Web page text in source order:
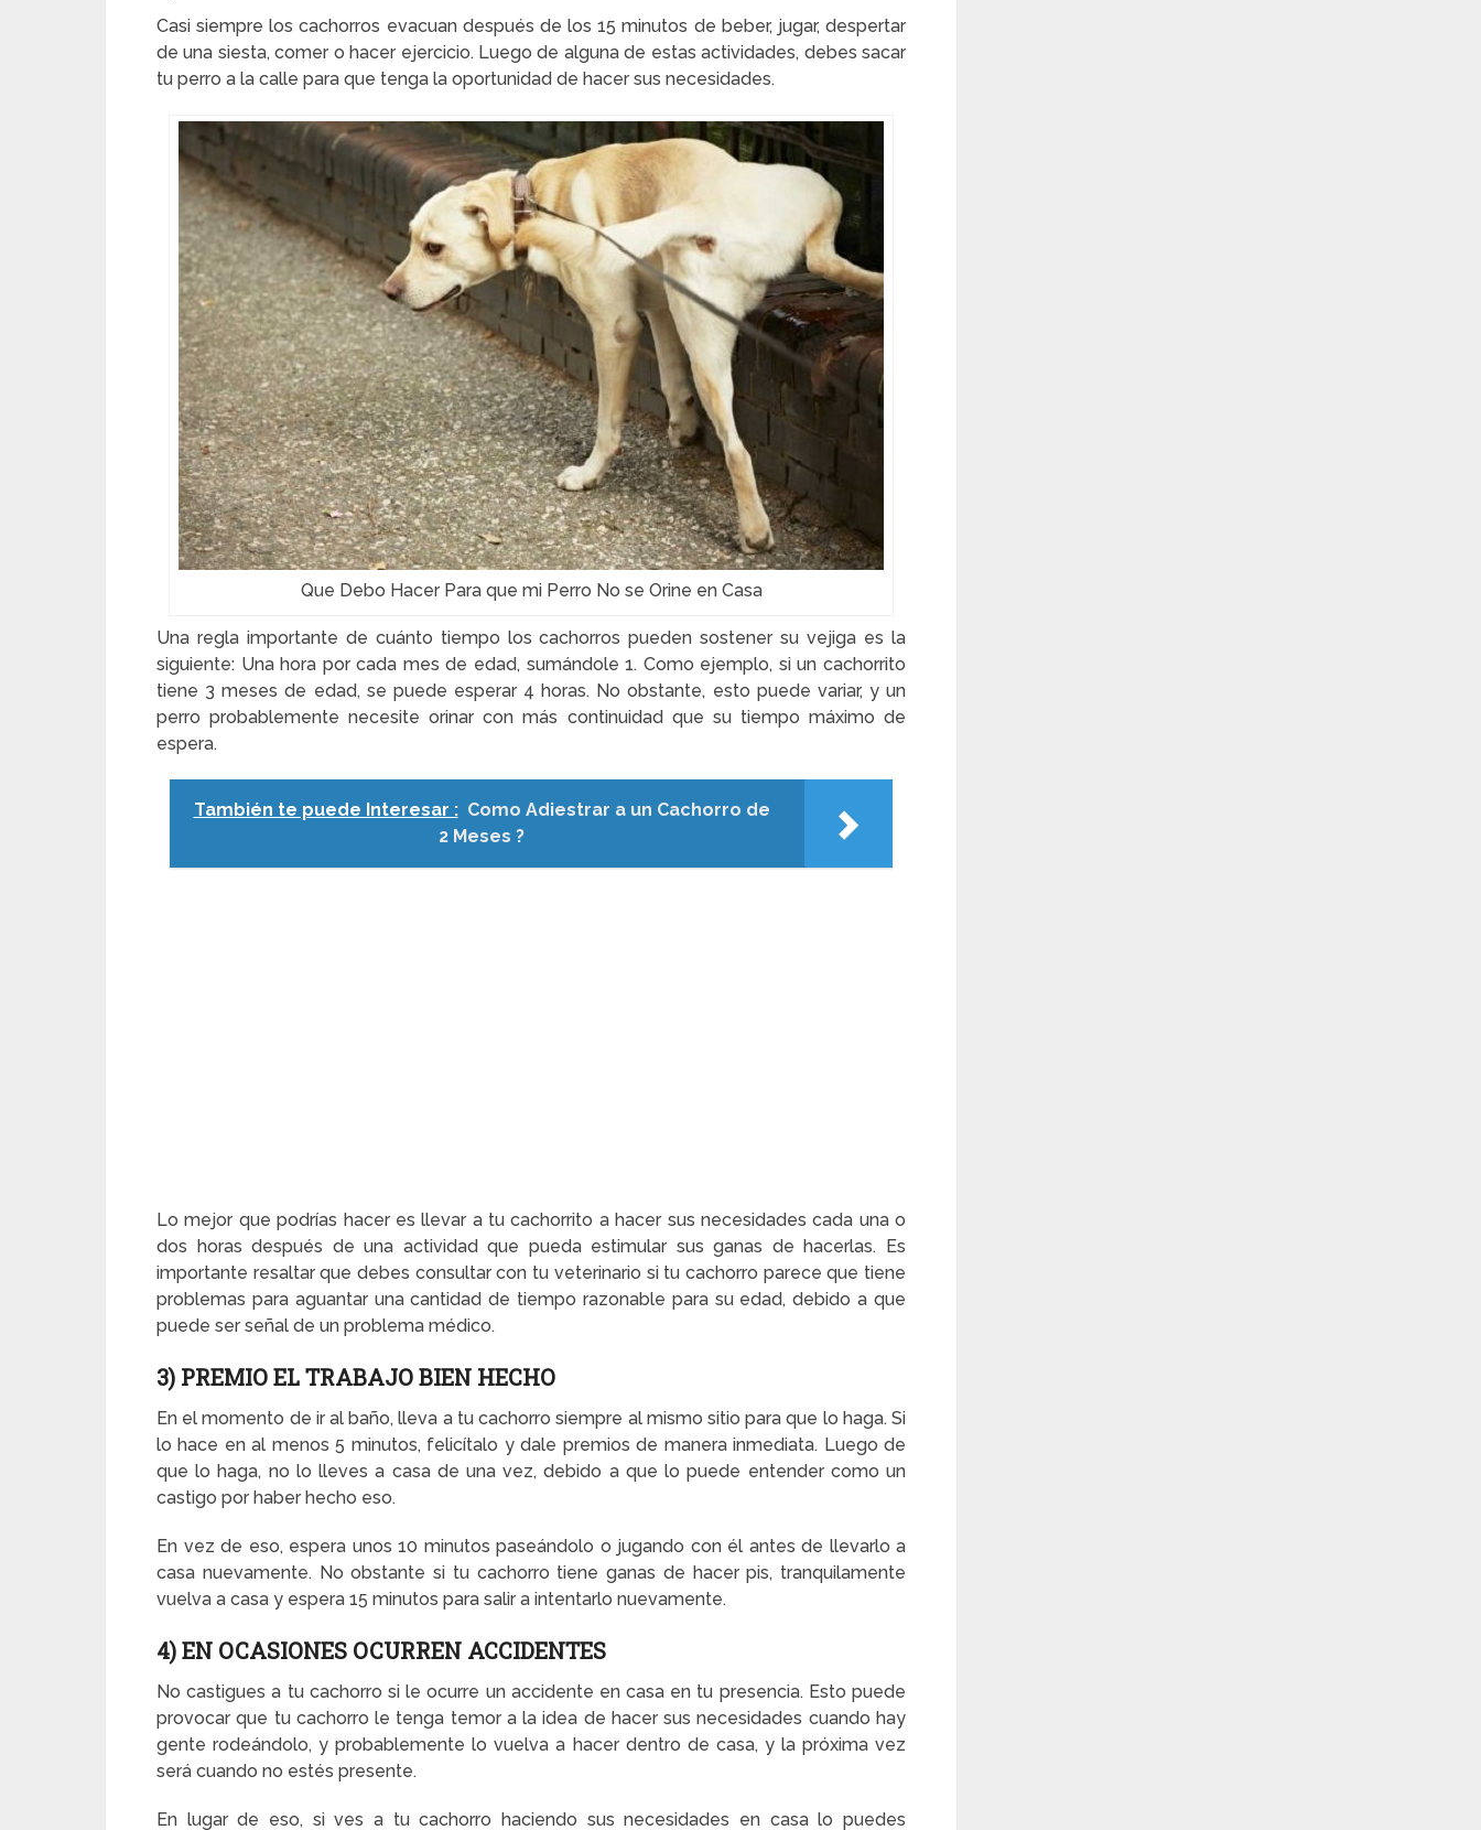
Casi siempre los cachorros evacuan después de los 15 minutos de beber, jugar, despertar
de una siesta, comer o hacer ejercicio. Luego de alguna de estas actividades, debes sacar
tu perro a la calle para que tenga la oportunidad de hacer sus necesidades.
Que Debo Hacer Para que mi Perro No se Orine en Casa
Una regla importante de cuánto tiempo los cachorros pueden sostener su vejiga es la
siguiente: Una hora por cada mes de edad, sumándole 1. Como ejemplo, si un cachorrito
tiene 3 meses de edad, se puede esperar 4 horas. No obstante, esto puede variar, y un
perro probablemente necesite orinar con más continuidad que su tiempo máximo de
espera.
También te puede Interesar : Como Adiestrar a un Cachorro de
2 Meses ?
Lo mejor que podrías hacer es llevar a tu cachorrito a hacer sus necesidades cada una o
dos horas después de una actividad que pueda estimular sus ganas de hacerlas. Es
importante resaltar que debes consultar con tu veterinario si tu cachorro parece que tiene
problemas para aguantar una cantidad de tiempo razonable para su edad, debido a que
puede ser señal de un problema médico.
3) PREMIO EL TRABAJO BIEN HECHO
En el momento de ir al baño, lleva a tu cachorro siempre al mismo sitio para que lo haga. Si
lo hace en al menos 5 minutos, felicítalo y dale premios de manera inmediata. Luego de
que lo haga, no lo lleves a casa de una vez, debido a que lo puede entender como un
castigo por haber hecho eso.
En vez de eso, espera unos 10 minutos paseándolo o jugando con él antes de llevarlo a
casa nuevamente. No obstante si tu cachorro tiene ganas de hacer pis, tranquilamente
vuelva a casa y espera 15 minutos para salir a intentarlo nuevamente.
4) EN OCASIONES OCURREN ACCIDENTES
No castigues a tu cachorro si le ocurre un accidente en casa en tu presencia. Esto puede
provocar que tu cachorro le tenga temor a la idea de hacer sus necesidades cuando hay
gente rodeándolo, y probablemente lo vuelva a hacer dentro de casa, y la próxima vez
será cuando no estés presente.
En lugar de eso, si ves a tu cachorro haciendo sus necesidades en casa lo puedes